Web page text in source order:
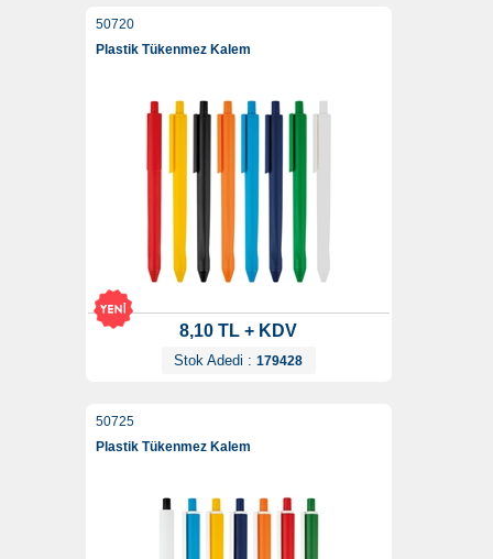
50720
Plastik Tükenmez Kalem
8,10 TL + KDV
Stok Adedi : 179428
50725
Plastik Tükenmez Kalem